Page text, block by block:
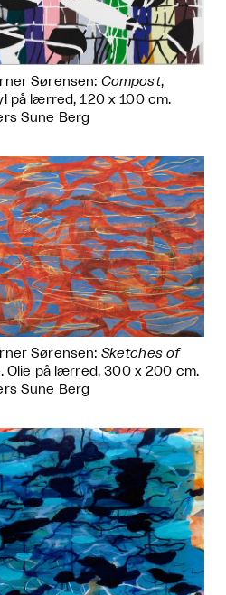
Sørensen: Compost,
på lærred, 120 x 100 cm.
Sune Berg
Sørensen: Sketches of
Olie på lærred, 300 x 200 cm.
Sune Berg